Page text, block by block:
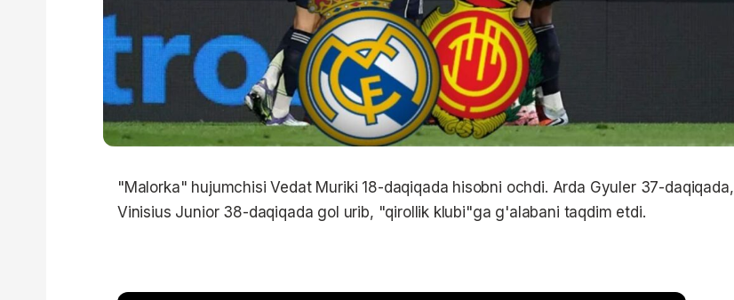
"Malorka" hujumchisi Vedat Muriki 18-daqiqada hisobni ochdi. Arda Gyuler 37-daqiqada,
Vinisius Junior 38-daqiqada gol urib, "qirollik klubi"ga g'alabani taqdim etdi.